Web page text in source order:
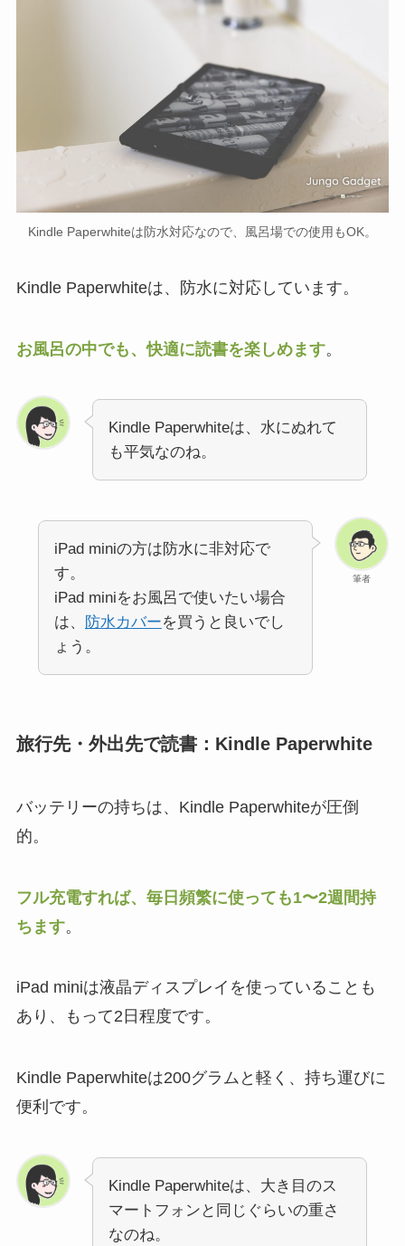
Kindle Paperwhiteは防水対応なので、風呂場での使用もOK。
Kindle Paperwhiteは、防水に対応しています。
お風呂の中でも、快適に読書を楽しめます。
Kindle Paperwhiteは、水にぬれて
も平気なのね。
筆者
iPad miniの方は防水に非対応で
す。
iPad miniをお風呂で使いたい場合
は、
防水カバーを買うと良いでし
ょう。
旅行先・外出先で読書：Kindle Paperwhite
バッテリーの持ちは、Kindle Paperwhiteが圧倒
的。
フル充電すれば、毎日頻繁に使っても1〜2週間持
ちます。
iPad miniは液晶ディスプレイを使っていることも
あり、もって2日程度です。
Kindle Paperwhiteは200グラムと軽く、持ち運びに
便利です。
Kindle Paperwhiteは、大き目のス
マートフォンと同じぐらいの重さ
なのね。